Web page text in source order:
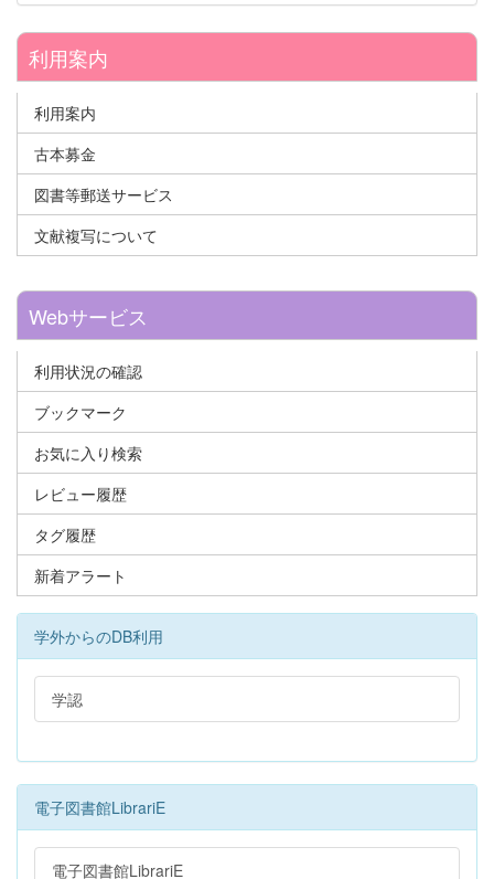
利用案内
利用案内
古本募金
図書等郵送サービス
文献複写について
Webサービス
利用状況の確認
ブックマーク
お気に入り検索
レビュー履歴
タグ履歴
新着アラート
学外からのDB利用
学認
電子図書館LibrariE
電子図書館LibrariE